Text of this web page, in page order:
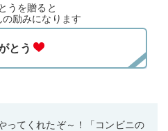
うを贈ると
励みになります
ってくれたぞ～！「コンビニの